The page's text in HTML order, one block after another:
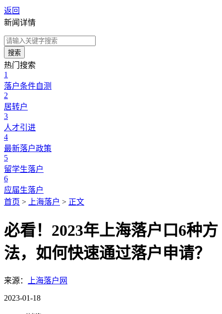
返回
新闻详情
搜索
热门搜索
1
落户条件自测
2
居转户
3
人才引进
4
最新落户政策
5
留学生落户
6
应届生落户
首页 > 上海落户 > 正文
必看！2023年上海落户口6种方
法，如何快速通过落户申请？
来源： 上海落户网
2023-01-18